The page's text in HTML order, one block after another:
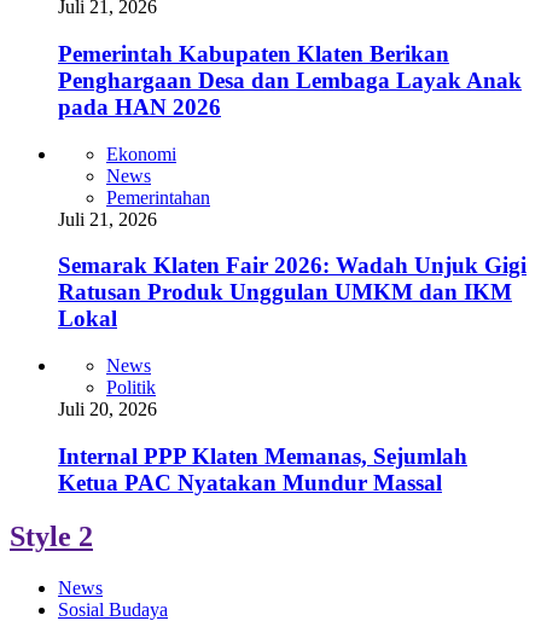
Juli 21, 2026
Pemerintah Kabupaten Klaten Berikan
Penghargaan Desa dan Lembaga Layak Anak
pada HAN 2026
Ekonomi
News
Pemerintahan
Juli 21, 2026
Semarak Klaten Fair 2026: Wadah Unjuk Gigi
Ratusan Produk Unggulan UMKM dan IKM
Lokal
News
Politik
Juli 20, 2026
Internal PPP Klaten Memanas, Sejumlah
Ketua PAC Nyatakan Mundur Massal
Style 2
News
Sosial Budaya